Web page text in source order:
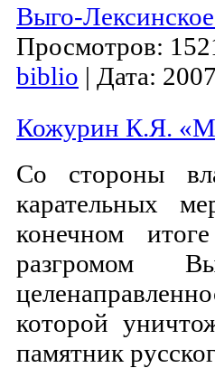
Выго-
Просмотров:
biblio | Дата:
Кожурин К.Я.
Со стороны
карательных
конечном
разгромом
которой
памятник